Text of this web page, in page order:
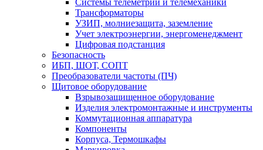
Системы телеметрии и телемеханики
Трансформаторы
УЗИП, молниезащита, заземление
Учет электроэнергии, энергоменеджмент
Цифровая подстанция
Безопасность
ИБП, ШОТ, СОПТ
Преобразователи частоты (ПЧ)
Щитовое оборудование
Взрывозащищенное оборудование
Изделия электромонтажные и инструменты
Коммутационная аппаратура
Компоненты
Корпуса, Термошкафы